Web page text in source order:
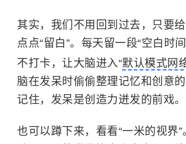
其实，我们不用 回到过去，只要
点点“留白”。每天留一段“空白时
不打卡，让大脑进入“默认模式网
脑在发呆时偷偷整理记忆和创意
记住， 发呆是创造力迸发的前戏。
也可以蹲下来， 看看“一米的视界”